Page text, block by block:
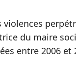
du maire
entre 2006 et